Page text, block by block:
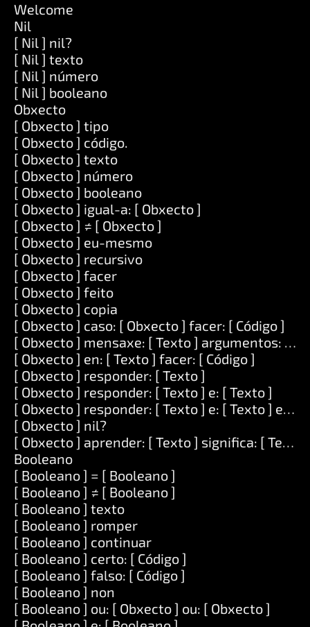
Welcome
Nil
[ Nil ] nil?
[ Nil ] texto
[ Nil ] número
[ Nil ] booleano
Obxecto
[ Obxecto ] tipo
[ Obxecto ] código.
[ Obxecto ] texto
[ Obxecto ] número
[ Obxecto ] booleano
[ Obxecto ] igual-a: [ Obxecto ]
[ Obxecto ] ≠ [ Obxecto ]
[ Obxecto ] eu-mesmo
[ Obxecto ] recursivo
[ Obxecto ] facer
[ Obxecto ] feito
[ Obxecto ] copia
[ Obxecto ] caso: [ Obxecto ] facer: [ Código ]
[ Obxecto ] mensaxe: [ Texto ] argumentos: [
[ Obxecto ] en: [ Texto ] facer: [ Código ]
[ Obxecto ] responder: [ Texto ]
[ Obxecto ] responder: [ Texto ] e: [ Texto ]
[ Obxecto ] responder: [ Texto ] e: [ Texto ] e: [
[ Obxecto ] nil?
[ Obxecto ] aprender: [ Texto ] significa: [ Texto ]
Booleano
[ Booleano ] = [ Booleano ]
[ Booleano ] ≠ [ Booleano ]
[ Booleano ] texto
[ Booleano ] romper
[ Booleano ] continuar
[ Booleano ] certo: [ Código ]
[ Booleano ] falso: [ Código ]
[ Booleano ] non
[ Booleano ] ou: [ Obxecto ] ou: [ Obxecto ]